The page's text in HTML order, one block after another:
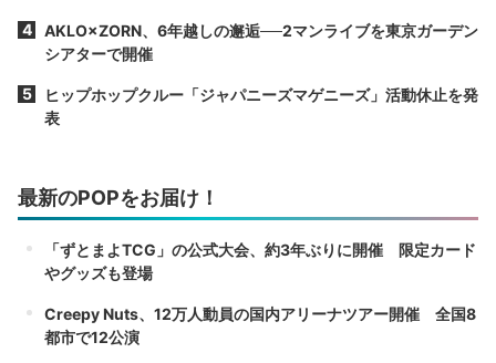
AKLO×ZORN、6年越しの邂逅──2マンライブを東京ガーデン
シアターで開催
ヒップホップクルー「ジャパニーズマゲニーズ」活動休止を発
表
最新のPOPをお届け！
「ずとまよTCG」の公式大会、約3年ぶりに開催 限定カード
やグッズも登場
Creepy Nuts、12万人動員の国内アリーナツアー開催 全国8
都市で12公演